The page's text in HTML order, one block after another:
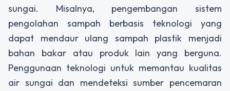
sungai. Misalnya, pengembangan sistem
pengolahan sampah berbasis teknologi yang
dapat mendaur ulang sampah plastik menjadi
bahan bakar atau produk lain yang berguna.
Penggunaan teknologi untuk memantau kualitas
air sungai dan mendeteksi sumber pencemaran